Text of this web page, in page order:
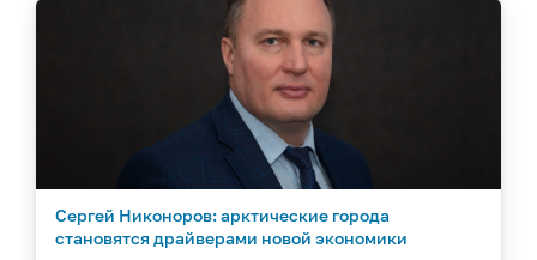
Сергей Никоноров: арктические города
становятся драйверами новой экономики